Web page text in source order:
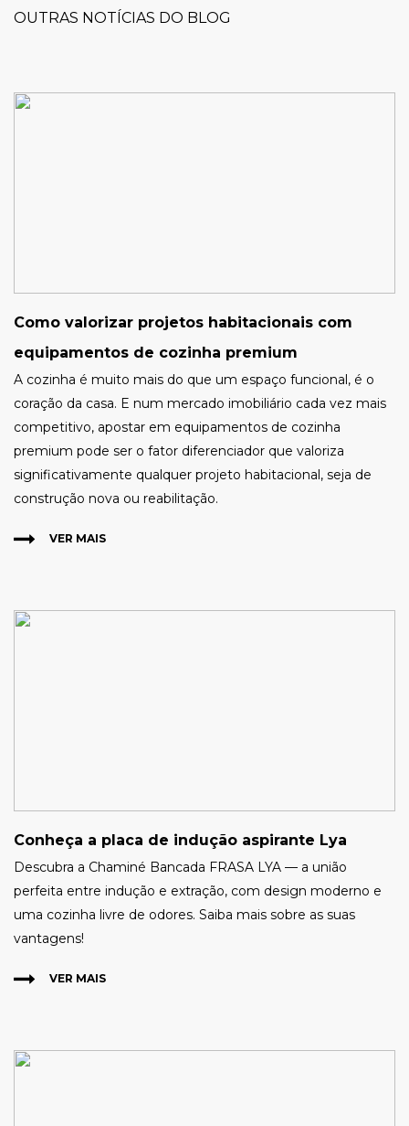
OUTRAS NOTÍCIAS DO BLOG
Como valorizar projetos habitacionais com
equipamentos de cozinha premium
A cozinha é muito mais do que um espaço funcional, é o
coração da casa. E num mercado imobiliário cada vez mais
competitivo, apostar em equipamentos de cozinha
premium pode ser o fator diferenciador que valoriza
significativamente qualquer projeto habitacional, seja de
construção nova ou reabilitação.
VER MAIS
Conheça a placa de indução aspirante Lya
Descubra a Chaminé Bancada FRASA LYA — a união
perfeita entre indução e extração, com design moderno e
uma cozinha livre de odores. Saiba mais sobre as suas
vantagens!
VER MAIS